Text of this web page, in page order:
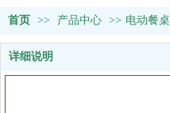
首页 >> 产品中心 >> 电动餐桌
详细说明